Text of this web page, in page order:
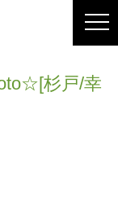
杉戸/幸